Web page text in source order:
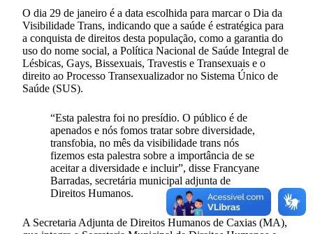
O dia 29 de janeiro é a data escolhida para marcar o Dia da
Visibilidade Trans, indicando que a saúde é estratégica para
a conquista de direitos desta população, como a garantia do
uso do nome social, a Política Nacional de Saúde Integral de
Lésbicas, Gays, Bissexuais, Travestis e Transexuais e o
direito ao Processo Transexualizador no Sistema Único de
Saúde (SUS).
“Esta palestra foi no presídio. O público é de
apenados e nós fomos tratar sobre diversidade,
transfobia, no mês da visibilidade trans nós
fizemos esta palestra sobre a importância de se
aceitar a diversidade e incluir”, disse Francyane
Barradas, secretária municipal adjunta de
Direitos Humanos.
A Secretaria Adjunta de Direitos Humanos de Caxias (MA),